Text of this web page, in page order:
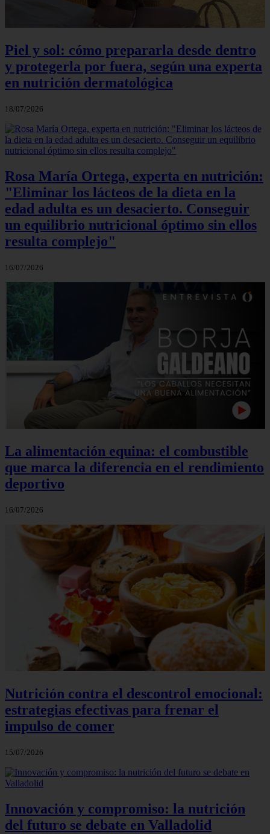
Piel y sol: cómo prepararla desde dentro
y protegerla por fuera, según una experta
en nutrición dermatológica
18/07/2026
Rosa María Ortega, experta en nutrición:
"Eliminar los lácteos de la dieta en la
edad adulta es un desacierto. Conseguir
un equilibrio nutricional óptimo sin ellos
resulta complejo"
16/07/2026
La alimentación equina: el combustible
que marca la diferencia en el rendimiento
deportivo
16/07/2026
Nutrición contra el descontrol emocional:
estrategias efectivas para frenar el
impulso de comer
15/07/2026
Innovación y compromiso: la nutrición
del futuro se debate en Valladolid